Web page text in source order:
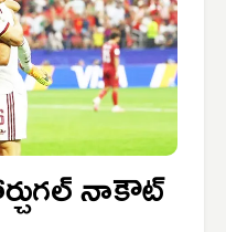
నాకౌట్